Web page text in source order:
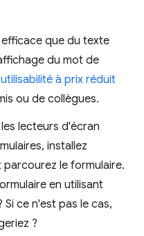
que du texte
du mot de
à prix réduit
ou de collègues.
lecteurs d'écran
installez
parcourez le formulaire.
en utilisant
ce n'est pas le cas,
?